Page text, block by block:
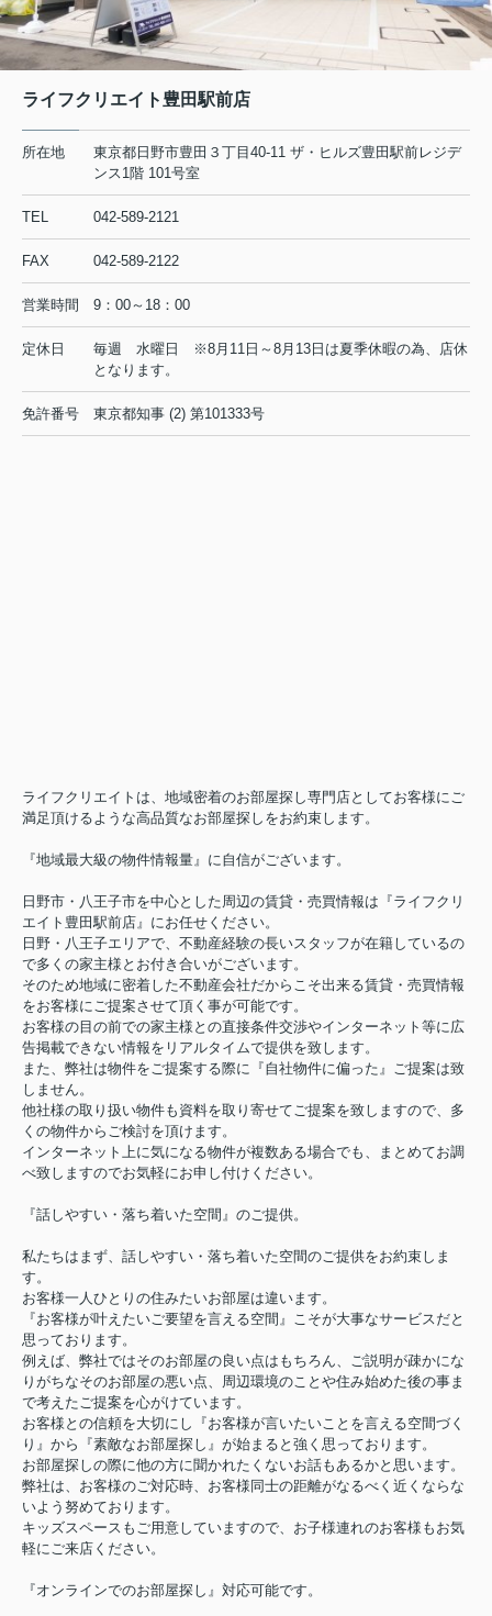
◆◇◆◇◆
につき下記にお知らせ致します。
■ 夏季休業日 ：
8/11（火） から 8/13（木）
8/14（金）午前9時
す。
ます。
◆◇◆◆◇◆◆◇◆◆◇◆◆◇◆
ライフクリエイト豊田駅前店
所在地
東京都日野市豊田３丁目40-11 ザ・ヒルズ豊田駅前レジデ
ンス1階 101号室
TEL 042-589-2121
FAX 042-589-2122
営業時間 9：00～18：00
定休日
毎週 水曜日 ※8月11日～8月13日は夏季休暇の為、店休
となります。
免許番号 東京都知事 (2) 第101333号
ライフクリエイトは、地域密着のお部屋探し専門店としてお客様にご
満足頂けるような高品質なお部屋探しをお約束します。
『地域最大級の物件情報量』に自信がございます。
日野市・八王子市を中心とした周辺の賃貸・売買情報は『ライフクリ
エイト豊田駅前店』にお任せください。
日野・八王子エリアで、不動産経験の長いスタッフが在籍しているの
で多くの家主様とお付き合いがございます。
そのため地域に密着した不動産会社だからこそ出来る賃貸・売買情報
をお客様にご提案させて頂く事が可能です。
お客様の目の前での家主様との直接条件交渉やインターネット等に広
告掲載できない情報をリアルタイムで提供を致します。
また、弊社は物件をご提案する際に『自社物件に偏った』ご提案は致
しません。
他社様の取り扱い物件も資料を取り寄せてご提案を致しますので、多
くの物件からご検討を頂けます。
インターネット上に気になる物件が複数ある場合でも、まとめてお調
べ致しますのでお気軽にお申し付けください。
『話しやすい・落ち着いた空間』のご提供。
私たちはまず、話しやすい・落ち着いた空間のご提供をお約束しま
す。
お客様一人ひとりの住みたいお部屋は違います。
『お客様が叶えたいご要望を言える空間』こそが大事なサービスだと
思っております。
例えば、弊社ではそのお部屋の良い点はもちろん、ご説明が疎かにな
りがちなそのお部屋の悪い点、周辺環境のことや住み始めた後の事ま
で考えたご提案を心がけています。
お客様との信頼を大切にし『お客様が言いたいことを言える空間づく
り』から『素敵なお部屋探し』が始まると強く思っております。
お部屋探しの際に他の方に聞かれたくないお話もあるかと思います。
弊社は、お客様のご対応時、お客様同士の距離がなるべく近くならな
いよう努めております。
キッズスペースもご用意していますので、お子様連れのお客様もお気
軽にご来店ください。
『オンラインでのお部屋探し』対応可能です。